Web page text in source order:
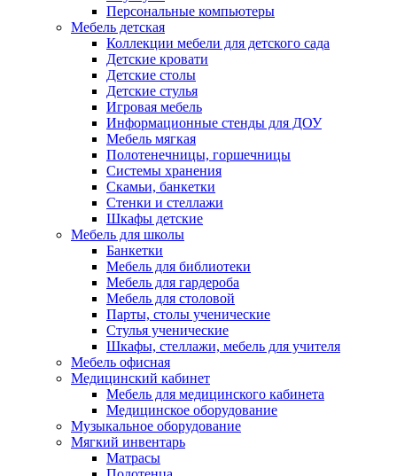
Персональные компьютеры
Мебель детская
Коллекции мебели для детского сада
Детские кровати
Детские столы
Детские стулья
Игровая мебель
Информационные стенды для ДОУ
Мебель мягкая
Полотенечницы, горшечницы
Системы хранения
Скамьи, банкетки
Стенки и стеллажи
Шкафы детские
Мебель для школы
Банкетки
Мебель для библиотеки
Мебель для гардероба
Мебель для столовой
Парты, столы ученические
Стулья ученические
Шкафы, стеллажи, мебель для учителя
Мебель офисная
Медицинский кабинет
Мебель для медицинского кабинета
Медицинское оборудование
Музыкальное оборудование
Мягкий инвентарь
Матрасы